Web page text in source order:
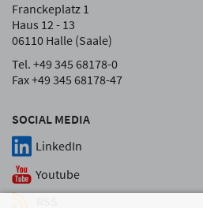
SOCIAL MEDIA
LinkedIn
Youtube
Franckeplatz 1
Haus 12 - 13
06110 Halle (Saale)
Tel. +49 345 68178-0
Fax +49 345 68178-47